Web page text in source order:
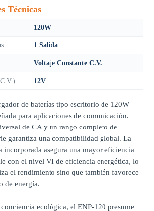
Técnicas
120W
1 Salida
Voltaje Constante C.V.
12V
de baterías tipo escritorio de 120W
para aplicaciones de comunicación.
de CA y un rango completo de
garantiza una compatibilidad global. La
incorporada asegura una mayor eficiencia
con el nivel VI de eficiencia energética, lo
el rendimiento sino que también favorece
de energía.
ecológica, el ENP-120 presume